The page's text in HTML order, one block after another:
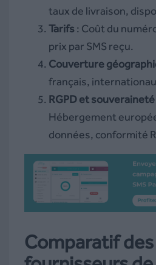
taux de livraison,
Tarifs: Coût du
prix par SMS reçu.
Couverture
français,
RGPD et
Hébergement
données, conformité
Comparatif des